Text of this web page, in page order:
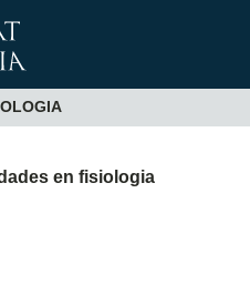
en fisiologia